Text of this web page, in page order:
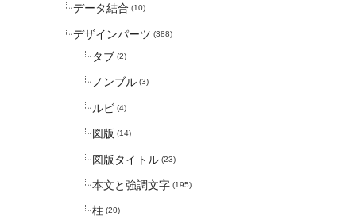
データ結合 (10)
デザインパーツ (388)
タブ (2)
ノンブル (3)
ルビ (4)
図版 (14)
図版タイトル (23)
本文と強調文字 (195)
柱 (20)